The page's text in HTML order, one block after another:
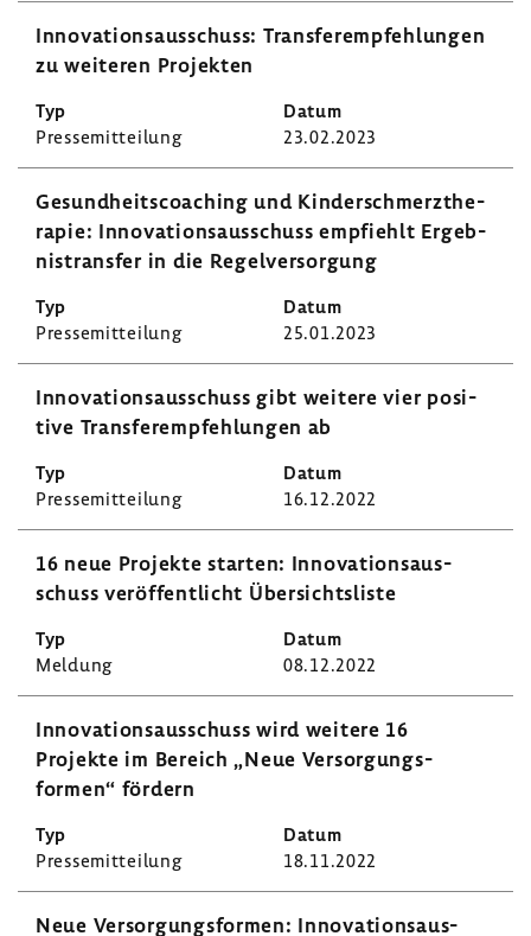
Inno­va­ti­ons­aus­schuss: Trans­fer­emp­feh­lungen
zu weiteren Projekten
Pres­se­mit­tei­lung 23.02.2023
Gesund­heits­coa­ching und Kinder­schmerz­the­
rapie: Inno­va­ti­ons­aus­schuss empfiehlt Ergeb­
nis­transfer in die Regel­ver­sor­gung
Pres­se­mit­tei­lung 25.01.2023
Inno­va­ti­ons­aus­schuss gibt weitere vier posi­
tive Trans­fer­emp­feh­lungen ab
Pres­se­mit­tei­lung 16.12.2022
16 neue Projekte starten: Inno­va­ti­ons­aus­
schuss veröf­fent­licht Über­sichts­liste
Meldung 08.12.2022
Inno­va­ti­ons­aus­schuss wird weitere 16
Projekte im Bereich „Neue Versor­gungs­
formen“ fördern
Pres­se­mit­tei­lung 18.11.2022
Neue Versor­gungs­formen: Inno­va­ti­ons­aus­